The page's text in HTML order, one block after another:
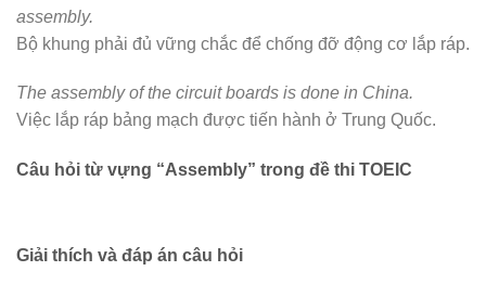
assembly.
Bộ khung phải đủ vững chắc để chống đỡ động cơ lắp ráp.
The assembly of the circuit boards is done in China.
Việc lắp ráp bảng mạch được tiến hành ở Trung Quốc.
Câu hỏi từ vựng “Assembly” trong đề thi TOEIC
Giải thích và đáp án câu hỏi